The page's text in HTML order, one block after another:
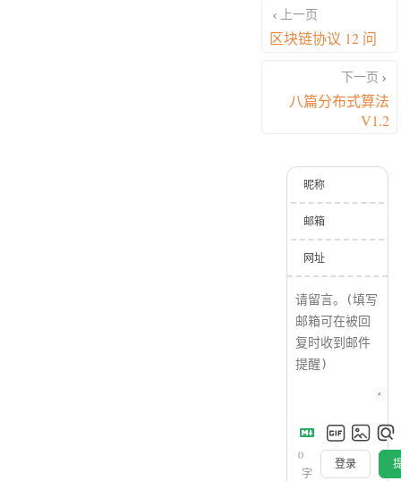
上一页
区块链协议 12 问
下一页
八篇分布式算法
V1.2
昵称
邮箱
网址
0
字
登录